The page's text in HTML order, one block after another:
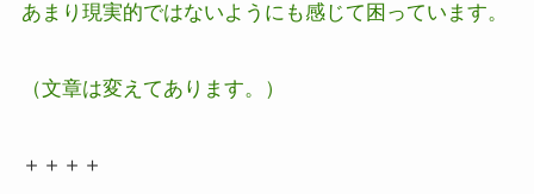
あまり現実的ではないようにも感じて困っています。
（文章は変えてあります。）
＋＋＋＋